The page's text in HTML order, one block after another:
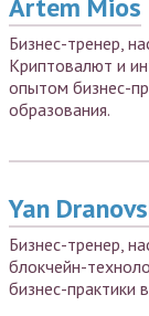
Artem Mios
Бизнес-тренер,
Криптовалют и
опытом бизнес-
образования.
Yan
Бизнес-тренер,
блокчейн-
бизнес-практики